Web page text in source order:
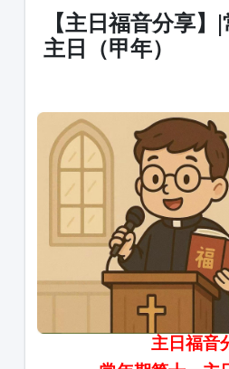
【主日福音分享
主日（甲年）
主日福音